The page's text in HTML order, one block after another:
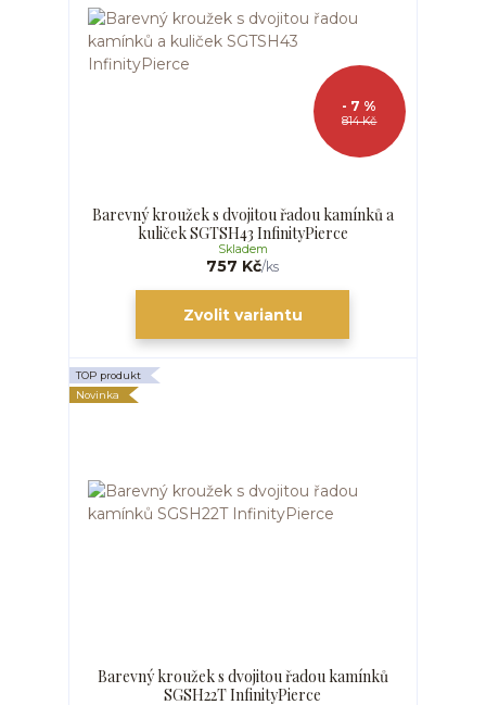
814 Kč
- 7 %
Barevný kroužek s dvojitou řadou kamínků a
kuliček SGTSH43 InfinityPierce
757 Kč/ks
Skladem
Zvolit variantu
TOP produkt
Novinka
Barevný kroužek s dvojitou řadou kamínků
SGSH22T InfinityPierce